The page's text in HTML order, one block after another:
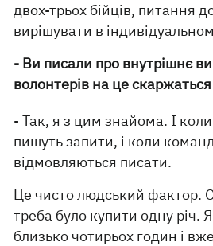
двох-трьох бійців, питання
вирішувати в
- Ви писали про внутрішнє
волонтерів на це
- Так, я з цим знайома. І
пишуть запити, і коли
відмовляються писати.
Це чисто людський фактор.
треба було купити одну річ.
близько чотирьох годин і